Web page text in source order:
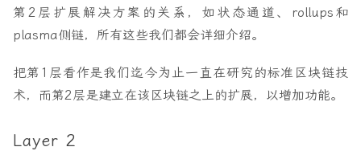
第2层扩展解决方案的关系，如状态通道、rollups和
plasma侧链，所有这些我们都会详细介绍。
把第1层看作是我们迄今为止一直在研究的标准区块链技
术，而第2层是建立在该区块链之上的扩展，以增加功能。
Layer 2